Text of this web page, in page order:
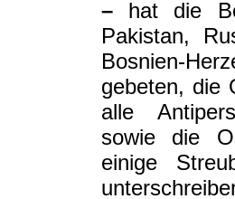
– hat die
Pakistan,
Bosnien-
gebeten, die
alle
sowie die
einige